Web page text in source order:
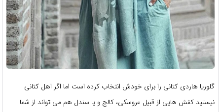
گلوریا هاردی کتانی را برای خودش انتخاب کرده است اما اگر اهل کتانی
نیستید کفش هایی از قبیل عروسکی، کالج و یا سندل هم می تواند از شما